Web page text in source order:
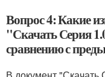
Вопрос 4: Какие
"Скачать Серия
сравнению с